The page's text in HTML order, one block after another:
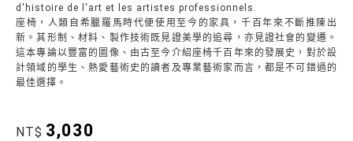
d'histoire de l'art et les artistes professionnels.
座椅，人類自希臘羅馬時代便使用至今的家具，千百年來不斷推陳出
新。其形制、材料、製作技術既見證美學的追尋，亦見證社會的變遷。
這本專論以豐富的圖像、由古至今介紹座椅千百年來的發展史，對於設
計領域的學生、熱愛藝術史的讀者及專業藝術家而言，都是不可錯過的
最佳選擇。
NT$ 3,030